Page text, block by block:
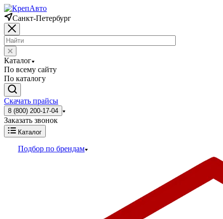
Санкт-Петербург
Каталог
По всему сайту
По каталогу
Скачать прайсы
8 (800) 200-17-04
Заказать звонок
Каталог
Подбор по брендам